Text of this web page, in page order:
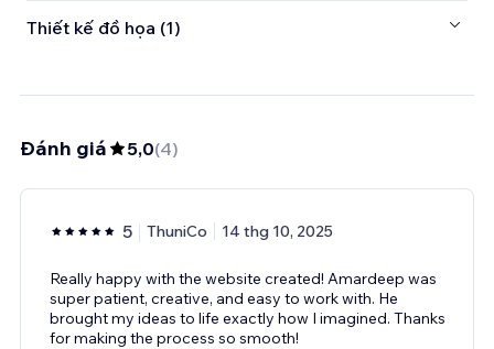
Thiết kế đồ họa (1)
Đánh giá 5,0(4)
5 ThuniCo 14 thg 10, 2025
Really happy with the website created! Amardeep was
super patient, creative, and easy to work with. He
brought my ideas to life exactly how I imagined. Thanks
for making the process so smooth!